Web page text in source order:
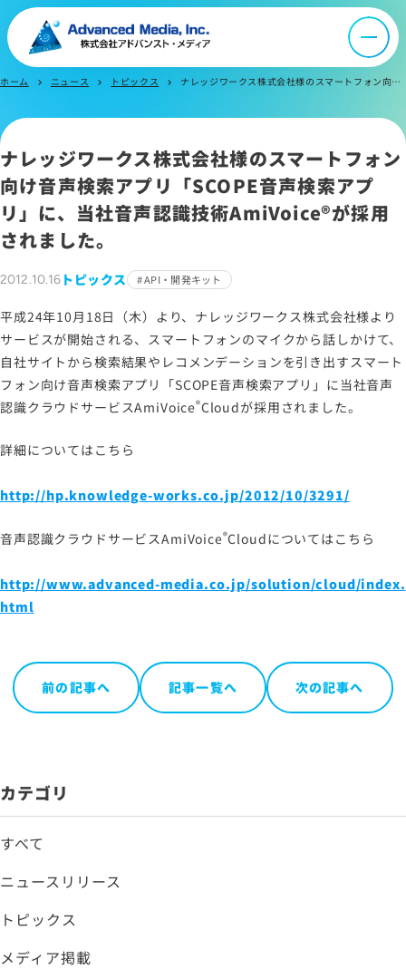
会社案内
ニュース
採用情報
IR情報
よくあるご質問
お問い合わせ
サイトのご利用について
ソーシャルメディアポリシー
情報セキュリティポリシー
労働者派遣事業に関わる情報
ホーム chevron_right ニュース chevron_right トピックス chevron_right ナレッジワークス株式会社様のスマートフォン向け音声検索アプリ「SCOPE音声検索アプリ」に、当社音声認識技術AmiVoiceが採用されました。
ナレッジワークス株式会社様のスマートフォン
向け音声検索アプリ「SCOPE音声検索アプ
リ」に、当社音声認識技術AmiVoice®が採用
されました。
2012.10.16 トピックス API・開発キット
平成24年10月18日（木）より、ナレッジワークス株式会社様より
サービスが開始される、スマートフォンのマイクから話しかけて、
自社サイトから検索結果やレコメンデーションを引き出すスマート
フォン向け音声検索アプリ「SCOPE音声検索アプリ」に当社音声
認識クラウドサービスAmiVoice®Cloudが採用されました。
詳細についてはこちら
http://hp.knowledge-works.co.jp/2012/10/3291/
音声認識クラウドサービスAmiVoice®Cloudについてはこちら
http://www.advanced-media.co.jp/solution/cloud/index.
html
前の記事へ 記事一覧へ 次の記事へ
カテゴリ
すべて
ニュースリリース
トピックス
メディア掲載